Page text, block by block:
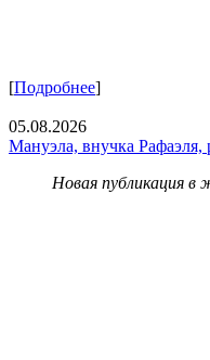
[Подробнее]
05.08.2026
Мануэла, внучка Рафаэля,
Новая публикация в